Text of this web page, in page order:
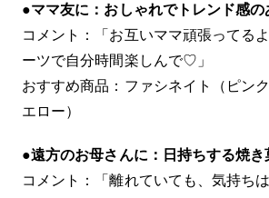
●ママ友に：おしゃれでトレンド感
コメント：「お互いママ頑張ってる
ーツで自分時間楽しんで♡」
おすすめ商品：ファシネイト（ピン
エロー）
●遠方のお母さんに：日持ちする焼き
コメント：「離れていても、気持ち